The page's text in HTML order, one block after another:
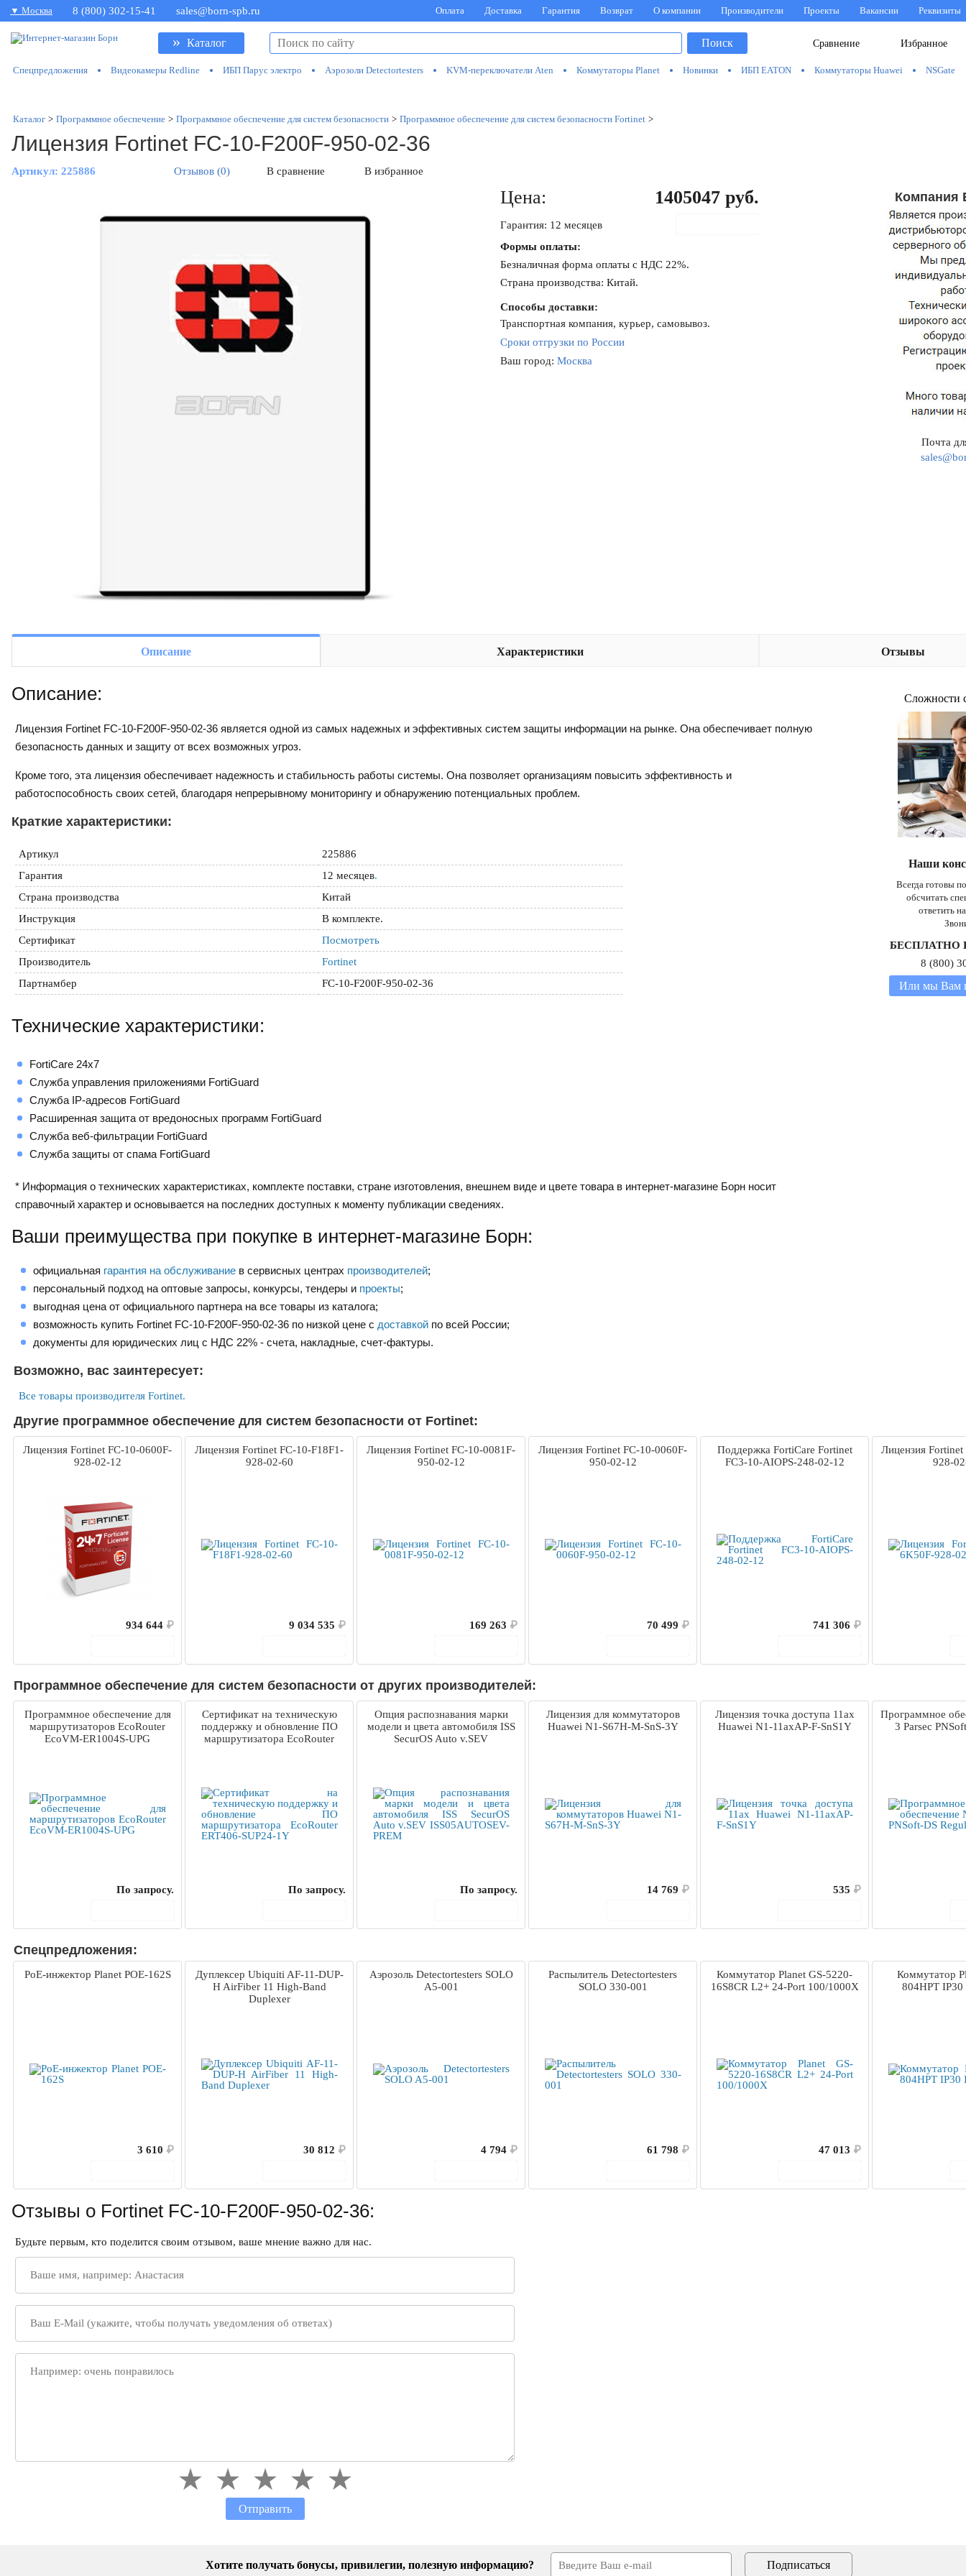
▼ Москва 8 (800) 302-15-41 sales@born-spb.ru Оплата Доставка Гарантия Возврат О компании Производители Проекты Вакансии Реквизиты
» Каталог Избранное
Сравнение
Поиск
Спецпредложения Видеокамеры Redline ИБП Парус электро Аэрозоли Detectortesters KVM-переключатели Aten Коммутаторы Planet Новинки ИБП EATON Коммутаторы Huawei NSGate
Каталог > Программное обеспечение > Программное обеспечение для систем безопасности > Программное обеспечение для систем безопасности Fortinet >
Лицензия Fortinet FC-10-F200F-950-02-36
Артикул: 225886 Отзывов (0) В сравнение В избранное
Цена: 1405047 руб.
Гарантия: 12 месяцев
Формы оплаты:
Безналичная форма оплаты с НДС 22%.
Страна производства: Китай.
Способы доставки:
Транспортная компания, курьер, самовывоз.
Сроки отгрузки по России
Ваш город: Москва
Компания
Почта
Описание Характеристики Отзывы
Описание:
Лицензия Fortinet FC-10-F200F-950-02-36 является одной из самых надежных и эффективных систем защиты информации на рынке. Она обеспечивает полную
безопасность данных и защиту от всех возможных угроз.
Кроме того, эта лицензия обеспечивает надежность и стабильность работы системы. Она позволяет организациям повысить эффективность и
работоспособность своих сетей, благодаря непрерывному мониторингу и обнаружению потенциальных проблем.
Краткие характеристики:
Артикул
225886
Гарантия
12 месяцев.
Страна производства
Китай
Инструкция
В комплекте.
Сертификат
Посмотреть
Производитель
Fortinet
Партнамбер
FC-10-F200F-950-02-36
Технические характеристики:
FortiCare 24x7
Служба управления приложениями FortiGuard
Служба IP-адресов FortiGuard
Расширенная защита от вредоносных программ FortiGuard
Служба веб-фильтрации FortiGuard
Служба защиты от спама FortiGuard
* Информация о технических характеристиках, комплекте поставки, стране изготовления, внешнем виде и цвете товара в интернет-магазине Борн носит
справочный характер и основывается на последних доступных к моменту публикации сведениях.
Ваши преимущества при покупке в интернет-магазине Борн:
официальная гарантия на обслуживание в сервисных центрах производителей;
персональный подход на оптовые запросы, конкурсы, тендеры и проекты;
выгодная цена от официального партнера на все товары из каталога;
возможность купить Fortinet FC-10-F200F-950-02-36 по низкой цене с доставкой по всей России;
документы для юридических лиц с НДС 22% - счета, накладные, счет-фактуры.
Сложности
Наши
Всегда готовы
обсчитать
ответить
БЕСПЛАТНО
8 (800)
Или мы Вам
Возможно, вас заинтересует:
Все товары производителя Fortinet.
Другие программное обеспечение для систем безопасности от Fortinet:
Лицензия Fortinet FC-10-0600F-
928-02-12
934 644 ₽
Лицензия Fortinet FC-10-F18F1-
928-02-60
9 034 535 ₽
Лицензия Fortinet FC-10-0081F-
950-02-12
169 263 ₽
Лицензия Fortinet FC-10-0060F-
950-02-12
70 499 ₽
Поддержка FortiCare Fortinet
FC3-10-AIOPS-248-02-12
741 306 ₽
Лицензия
928-
Программное обеспечение для систем безопасности от других производителей:
Программное обеспечение для
маршрутизаторов EcoRouter
EcoVM-ER1004S-UPG
По запросу.
Сертификат на техническую
поддержку и обновление ПО
маршрутизатора EcoRouter
По запросу.
Опция распознавания марки
модели и цвета автомобиля ISS
SecurOS Auto v.SEV
По запросу.
Лицензия для коммутаторов
Huawei N1-S67H-M-SnS-3Y
14 769 ₽
Лицензия точка доступа 11ax
Huawei N1-11axAP-F-SnS1Y
535 ₽
Программное
3 Parsec
Спецпредложения:
PoE-инжектор Planet POE-162S
3 610 ₽
Дуплексер Ubiquiti AF-11-DUP-
H AirFiber 11 High-Band
Duplexer
30 812 ₽
Аэрозоль Detectortesters SOLO
A5-001
4 794 ₽
Распылитель Detectortesters
SOLO 330-001
61 798 ₽
Коммутатор Planet GS-5220-
16S8CR L2+ 24-Port 100/1000X
47 013 ₽
Коммутатор
804HPT
Отзывы о Fortinet FC-10-F200F-950-02-36:
Будьте первым, кто поделится своим отзывом, ваше мнение важно для нас.
Отправить
Хотите получать бонусы, привилегии, полезную информацию?